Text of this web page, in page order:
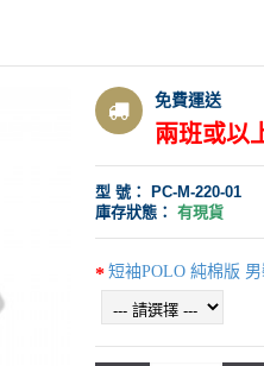
免費運送
兩班或以
型 號：
PC-M-220-01
庫存狀態： 有現貨
短袖POLO 純棉版